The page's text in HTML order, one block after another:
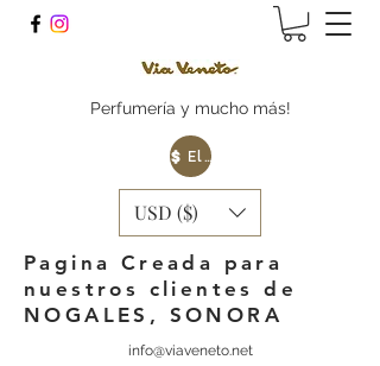
Perfumería y mucho más!
Elige tu Moneda
USD ($)
Pagina Creada para
nuestros clientes de
NOGALES, SONORA
info@viaveneto.net